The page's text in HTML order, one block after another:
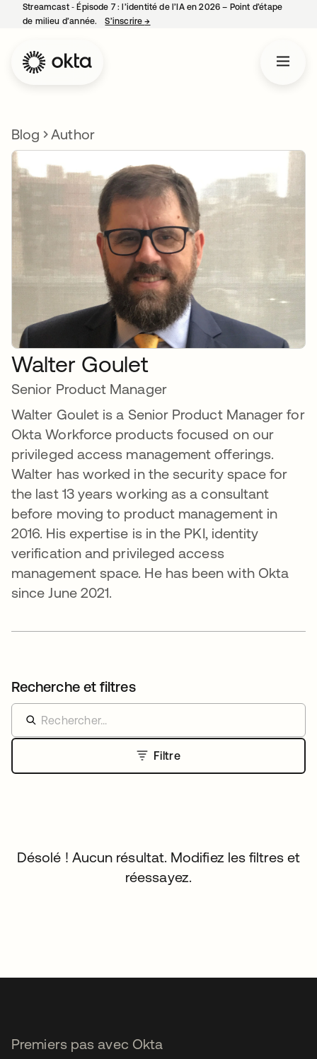
Streamcast ‑ Épisode 7 : l’identité de l’IA en 2026 – Point d’étape
de milieu d’année.
S’inscrire→
Blog Author
Walter Goulet
Senior Product Manager
Walter Goulet is a Senior Product Manager for
Okta Workforce products focused on our
privileged access management offerings.
Walter has worked in the security space for
the last 13 years working as a consultant
before moving to product management in
2016. His expertise is in the PKI, identity
verification and privileged access
management space. He has been with Okta
since June 2021.
Recherche et filtres
Filtre
Désolé ! Aucun résultat. Modifiez les filtres et
réessayez.
Premiers pas avec Okta